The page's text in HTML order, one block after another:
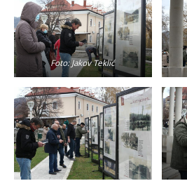
Foto: Jakov Teklić